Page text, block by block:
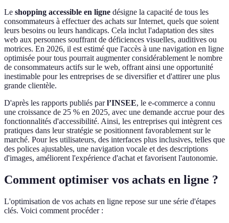
Le shopping accessible en ligne désigne la capacité de tous les
consommateurs à effectuer des achats sur Internet, quels que soient
leurs besoins ou leurs handicaps. Cela inclut l'adaptation des sites
web aux personnes souffrant de déficiences visuelles, auditives ou
motrices. En 2026, il est estimé que l'accès à une navigation en ligne
optimisée pour tous pourrait augmenter considérablement le nombre
de consommateurs actifs sur le web, offrant ainsi une opportunité
inestimable pour les entreprises de se diversifier et d'attirer une plus
grande clientèle.
D'après les rapports publiés parl’INSEE, le e-commerce a connu
une croissance de 25 % en 2025, avec une demande accrue pour des
fonctionnalités d'accessibilité. Ainsi, les entreprises qui intègrent ces
pratiques dans leur stratégie se positionnent favorablement sur le
marché. Pour les utilisateurs, des interfaces plus inclusives, telles que
des polices ajustables, une navigation vocale et des descriptions
d'images, améliorent l'expérience d'achat et favorisent l'autonomie.
Comment optimiser vos achats en ligne ?
L'optimisation de vos achats en ligne repose sur une série d'étapes
clés. Voici comment procéder :